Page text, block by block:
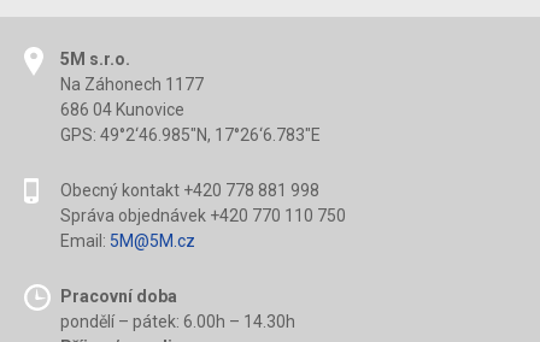
5M s.r.o.
Na Záhonech 1177
686 04 Kunovice
GPS: 49°2‘46.985"N, 17°26‘6.783"E
Obecný kontakt +420 778 881 998
Správa objednávek +420 770 110 750
Email: 5M@5M.cz
Pracovní doba
pondělí – pátek: 6.00h – 14.30h